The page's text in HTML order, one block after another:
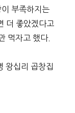
부족하지는
더 좋았겠다고
먹자고 했다.
왕십리 곱창집